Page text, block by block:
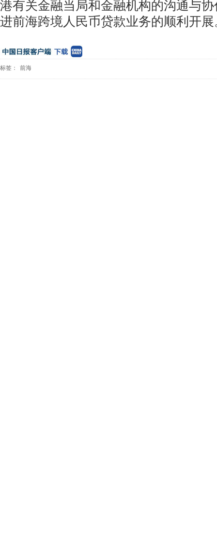
港有关金融当局和金融机构的沟通与
进前海跨境人民币贷款业务的顺利开展
标签： 前海